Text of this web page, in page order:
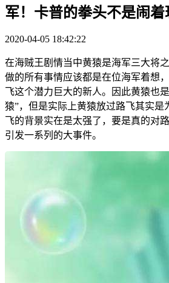
军！卡普的拳头不是闹着
2020-04-05 18:42:22
在海贼王剧情当中黄猿是海军三大将
做的所有事情应该都是在位海军着想
飞这个潜力巨大的新人。因此黄猿也
猿”，但是实际上黄猿放过路飞其实是
飞的背景实在是太强了，要是真的对
引发一系列的大事件。